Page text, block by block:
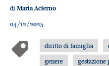
di Maria Acierno
04/12/2025
diritto di famiglia
genere
gestazione